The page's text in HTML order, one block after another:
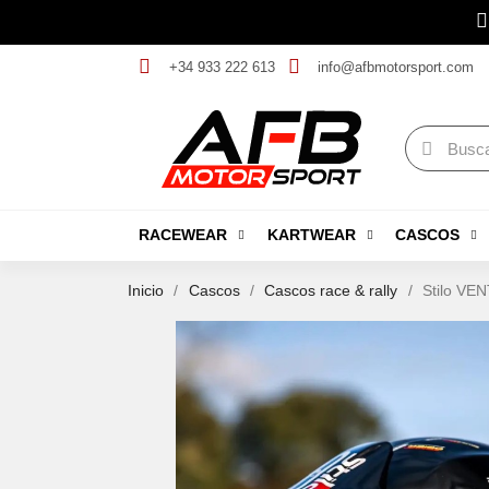
+34 933 222 613 info@afbmotorsport.com
RACEWEAR KARTWEAR CASCOS
Inicio Cascos Cascos race & rally Stilo